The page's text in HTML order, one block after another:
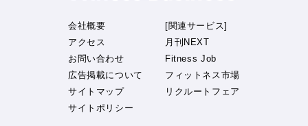
会社概要
アクセス
お問い合わせ
広告掲載について
サイトマップ
サイトポリシー
[関連サービス]
月刊NEXT
Fitness Job
フィットネス市場
リクルートフェア